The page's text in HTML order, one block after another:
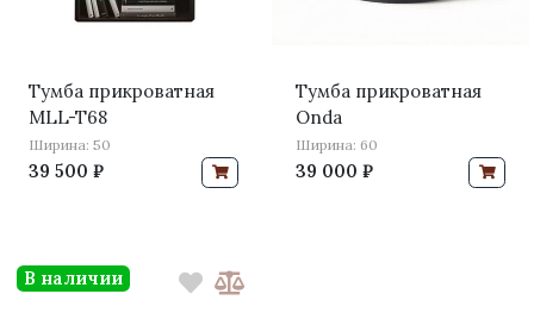
Тумба прикроватная
MLL-T68
Ширина: 50
39 500 ₽
Тумба прикроватная
Onda
Ширина: 60
39 000 ₽
В наличии